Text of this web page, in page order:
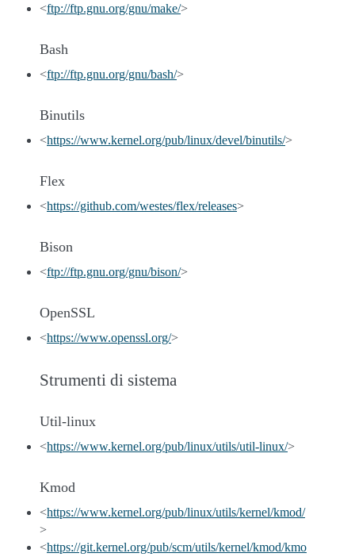
<ftp://ftp.gnu.org/gnu/make/>
Bash
<ftp://ftp.gnu.org/gnu/bash/>
Binutils
<https://www.kernel.org/pub/linux/devel/binutils/>
Flex
<https://github.com/westes/flex/releases>
Bison
<ftp://ftp.gnu.org/gnu/bison/>
OpenSSL
<https://www.openssl.org/>
Strumenti di sistema
Util-linux
<https://www.kernel.org/pub/linux/utils/util-linux/>
Kmod
<https://www.kernel.org/pub/linux/utils/kernel/kmod/
>
<https://git.kernel.org/pub/scm/utils/kernel/kmod/kmo